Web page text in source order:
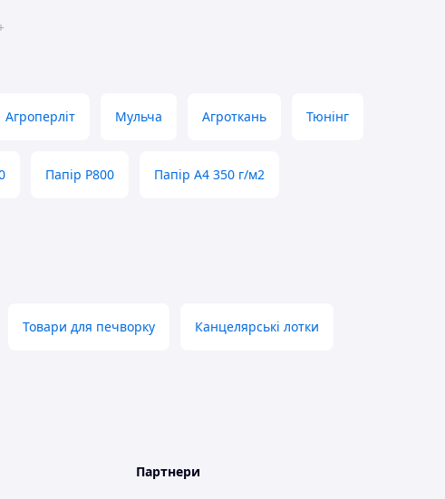
Агроперліт Мульча Агроткань Тюнінг
Папір P800 Папір A4 350 г/м2
Товари для печворку Канцелярські лотки
Партнери